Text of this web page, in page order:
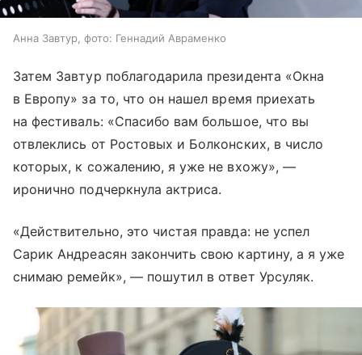
Анна Завтур, фото: Геннадий Авраменко
Затем Завтур поблагодарила президента «Окна
в Европу» за то, что он нашел время приехать
на фестиваль: «Спасибо вам большое, что вы
отвлеклись от Ростовых и Болконских, в число
которых, к сожалению, я уже не вхожу», —
иронично подчеркнула актриса.
«Действительно, это чистая правда: не успел
Сарик Андреасян закончить свою картину, а я уже
снимаю ремейк», — пошутил в ответ Урсуляк.